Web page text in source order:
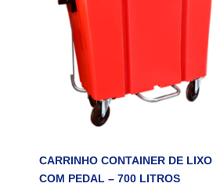
CARRINHO CONTAINER DE LIXO
COM PEDAL – 700 LITROS